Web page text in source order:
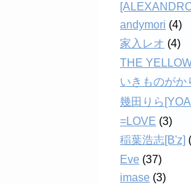
andymori (4)
家入レオ (4)
THE
いきものがか
幾田りら
=LOVE (3)
稲葉浩志[B'z]
Eve (37)
imase (3)